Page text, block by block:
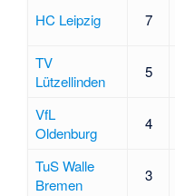
HC Leipzig 7
TV
Lützellinden
5
VfL
Oldenburg
4
TuS Walle
Bremen
3